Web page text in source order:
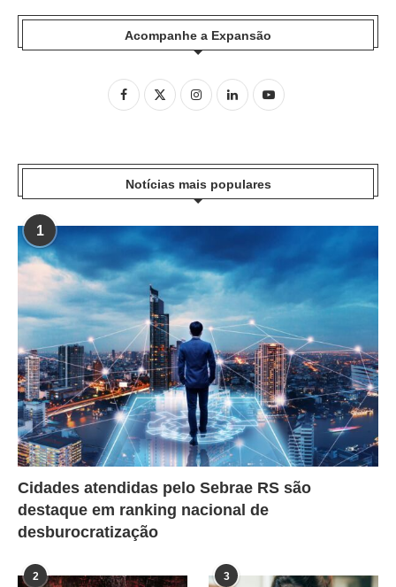
Acompanhe a Expansão
Notícias mais populares
1
Cidades atendidas pelo Sebrae RS são
destaque em ranking nacional de
desburocratização
2 3